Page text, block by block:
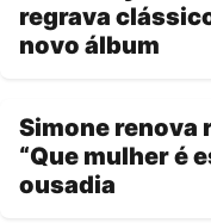
regrava
novo álbum
Simone renova
“Que mulher é
ousadia